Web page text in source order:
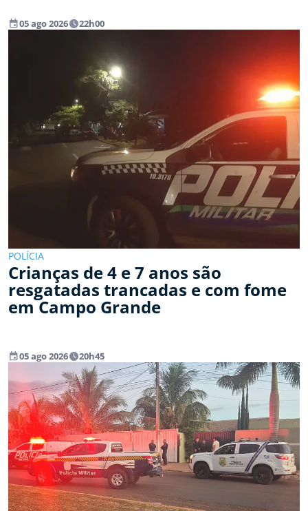
event05 ago 2026watch_later22h00
POLÍCIA
Crianças de 4 e 7 anos são
resgatadas trancadas e com fome
em Campo Grande
event05 ago 2026watch_later20h45